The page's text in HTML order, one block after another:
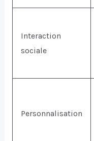
Interaction
sociale
Personnalisation